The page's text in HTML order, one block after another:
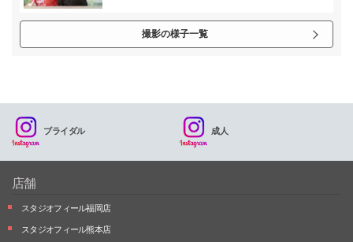
撮影の様子一覧
ブライダル 成人
店舗
スタジオフィール福岡店
スタジオフィール熊本店